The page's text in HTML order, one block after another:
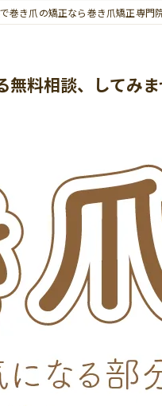
巻き爪の矯正なら巻き爪矯正専門
無料相談、してみ